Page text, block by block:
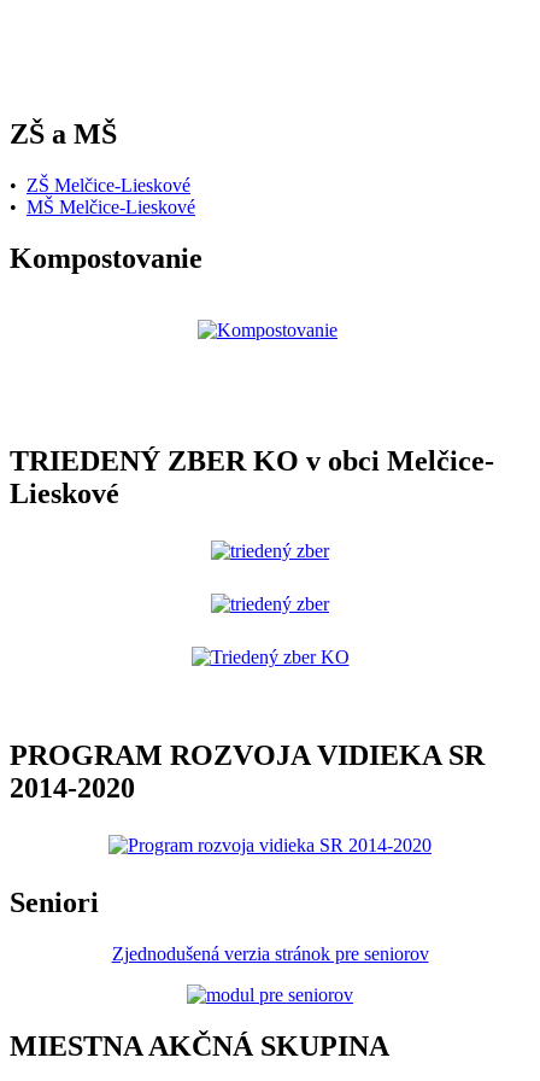
ZŠ a MŠ
• ZŠ Melčice-Lieskové
• MŠ Melčice-Lieskové
Kompostovanie
TRIEDENÝ ZBER KO v obci Melčice-
Lieskové
PROGRAM ROZVOJA VIDIEKA SR
2014-2020
Seniori
Zjednodušená verzia stránok pre seniorov
MIESTNA AKČNÁ SKUPINA